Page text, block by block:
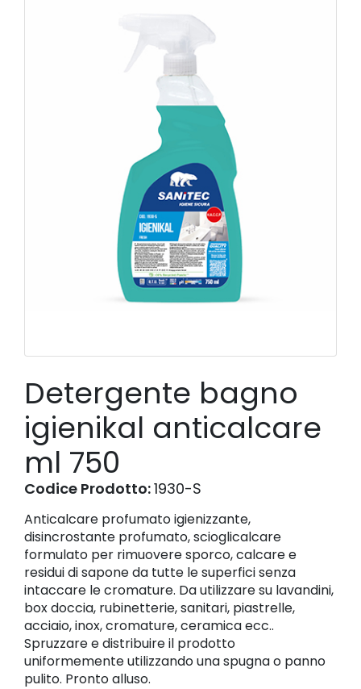
Detergente bagno
igienikal anticalcare
ml 750
Codice Prodotto:1930-S
Anticalcare profumato igienizzante,
disincrostante profumato, scioglicalcare
formulato per rimuovere sporco, calcare e
residui di sapone da tutte le superfici senza
intaccare le cromature. Da utilizzare su lavandini,
box doccia, rubinetterie, sanitari, piastrelle,
acciaio, inox, cromature, ceramica ecc..
Spruzzare e distribuire il prodotto
uniformemente utilizzando una spugna o panno
pulito. Pronto alluso.